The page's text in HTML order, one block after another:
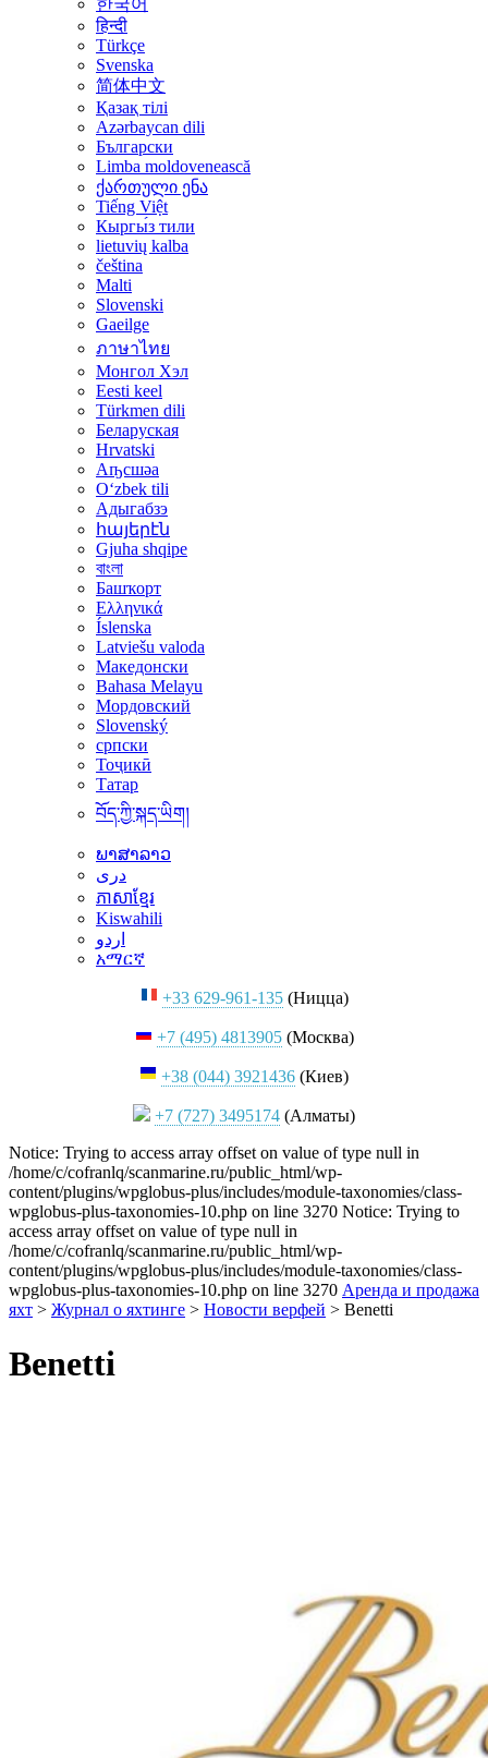
한국어
हिन्दी
Türkçe
Svenska
简体中文
Қазақ тілі
Azərbaycan dili
Български
Limba moldovenească
ქართული ენა
Tiếng Việt
Кыргы́з тили
lietuvių kalba
čeština
Malti
Slovenski
Gaeilge
ภาษาไทย
Монгол Хэл
Eesti keel
Türkmen dili
Беларуская
Hrvatski
Аҧсшәа
Oʻzbek tili
Адыгабзэ
հայերէն
Gjuha shqipe
বাংলা
Башҡорт
Ελληνικά
Íslenska
Latviešu valoda
Македонски
Bahasa Melayu
Мордовский
Slovenský
српски
Тоҷикӣ
Татар
བོད་ཀྱི་སྐད་ཡིག།
ພາສາລາວ
دری
ភាសាខ្មែរ
Kiswahili
اردو
አማርኛ
+33 629-961-135(Ницца)
+7 (495) 4813905(Москва)
+38 (044) 3921436 (Киев)
+7 (727) 3495174 (Алматы)
Notice: Trying to access array offset on value of type null in
/home/c/cofranlq/scanmarine.ru/public_html/wp-
content/plugins/wpglobus-plus/includes/module-taxonomies/class-
wpglobus-plus-taxonomies-10.php on line 3270 Notice: Trying to
access array offset on value of type null in
/home/c/cofranlq/scanmarine.ru/public_html/wp-
content/plugins/wpglobus-plus/includes/module-taxonomies/class-
wpglobus-plus-taxonomies-10.php on line 3270 Аренда и продажа
яхт > Журнал о яхтинге > Новости верфей > Benetti
Benetti